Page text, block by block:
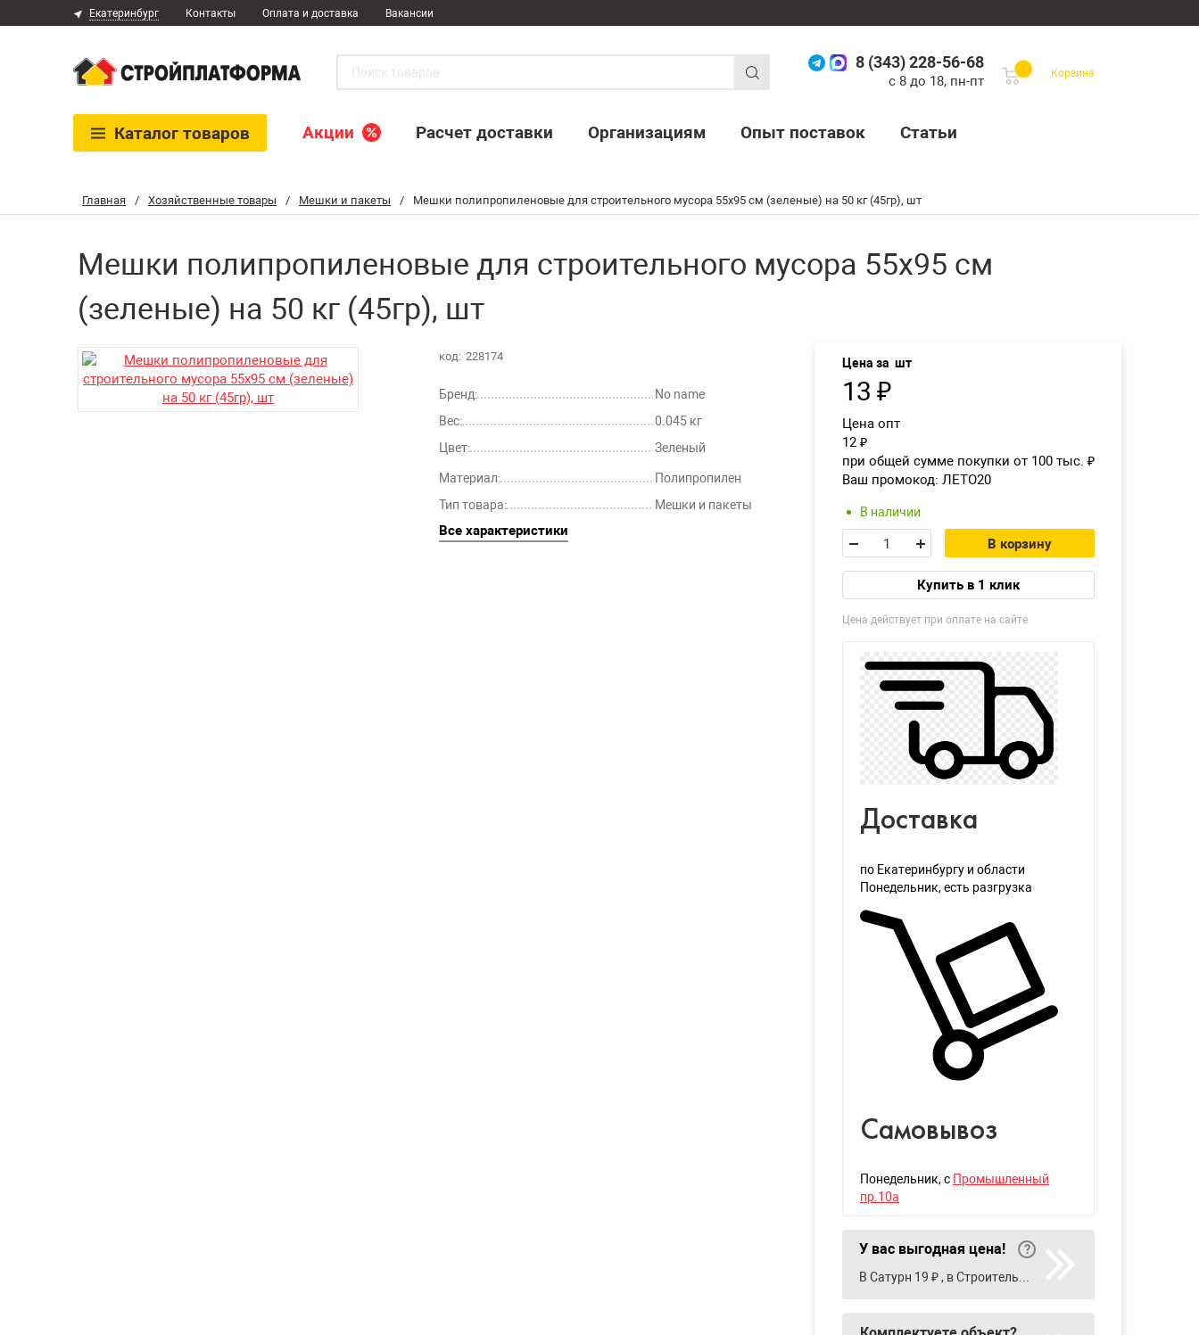
Главная / Хозяйственные товары / Мешки и пакеты / Мешки полипропиленовые для строительного мусора 55х95 см (зеленые) на 50 кг (45гр), шт
Мешки полипропиленовые для строительного мусора 55х95 см
(зеленые) на 50 кг (45гр), шт
код: 228174
Бренд:
No name
Вес:
0.045 кг
Цвет:
Зеленый
Материал:
Полипропилен
Тип товара:
Мешки и пакеты
Все характеристики
Цена за шт
13 ₽
Цена опт
12 ₽
при общей сумме покупки от 100 тыс. ₽
Ваш промокод: ЛЕТО20
В наличии
В корзину
Купить в 1 клик
Цена действует при оплате на сайте
Доставка
по Екатеринбургу и области
Понедельник, есть разгрузка
Самовывоз
Понедельник, с Промышленный
пр.10а
У вас выгодная цена!
Екатеринбург Контакты Оплата и доставка Вакансии
8 (343) 228-56-68
с 8 до 18, пн-пт
Корзина
Каталог товаров Акции Расчет доставки Организациям Опыт поставок Статьи